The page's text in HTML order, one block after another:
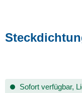
Sofort verfügbar,